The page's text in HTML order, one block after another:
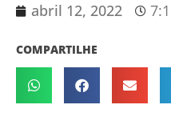
abril 12, 2022
COMPARTILHE